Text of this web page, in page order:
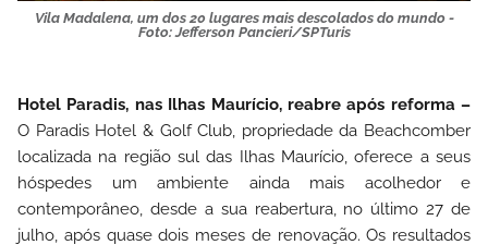
Vila Madalena, um dos 20 lugares mais descolados do mundo -
Foto: Jefferson Pancieri/SPTuris
Hotel Paradis, nas Ilhas Maurício, reabre após reforma –
O Paradis Hotel & Golf Club, propriedade da Beachcomber
localizada na região sul das Ilhas Maurício, oferece a seus
hóspedes um ambiente ainda mais acolhedor e
contemporâneo, desde a sua reabertura, no último 27 de
julho, após quase dois meses de renovação. Os resultados